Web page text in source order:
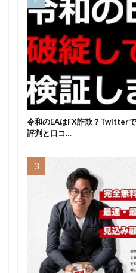
令和のEAはFX詐欺？Twitter
評判と口コ…